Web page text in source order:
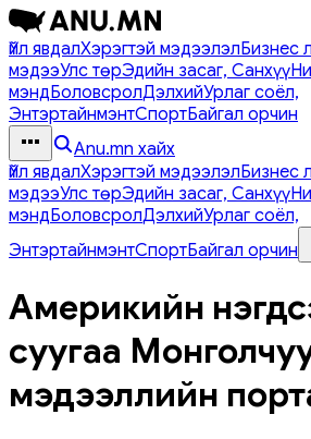
Үйл явдалХэрэгтэй мэдээлэлБизнес
мэдээУлс төрЭдийн засаг, Санхүү
мэндБоловсролДэлхийУрлаг соёл,
ЭнтэртайнмэнтСпортБайгал орчин
Anu.mn хайх
Үйл явдалХэрэгтэй мэдээлэлБизнес
мэдээУлс төрЭдийн засаг, Санхүү
мэндБоловсролДэлхийУрлаг соёл,
ЭнтэртайнмэнтСпортБайгал орчин
Америкийн
суугаа
мэдээллийн